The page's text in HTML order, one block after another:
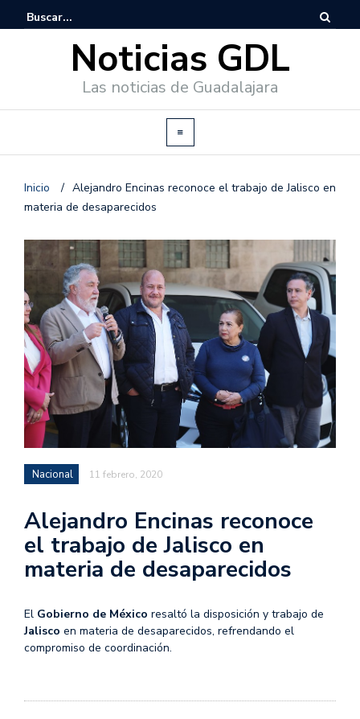
Noticias GDL
Las noticias de Guadalajara
Inicio / Alejandro Encinas reconoce el trabajo de Jalisco en
materia de desaparecidos
Nacional 11 febrero, 2020
Alejandro Encinas reconoce
el trabajo de Jalisco en
materia de desaparecidos
El Gobierno de México resaltó la disposición y trabajo de
Jalisco en materia de desaparecidos, refrendando el
compromiso de coordinación.